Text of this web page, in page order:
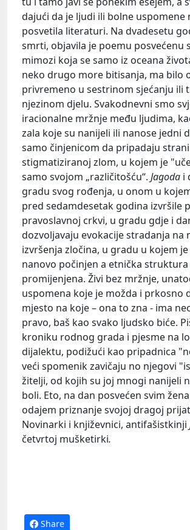
dajući da je ljudi ili bolne uspomene
posvetila literaturi. Na dvadesetu
smrti, objavila je poemu posvećenu
mimozi koja se samo iz oceana
neko drugo more bitisanja, ma bilo
privremeno u sestrinom sjećanju ili
njezinom djelu. Svakodnevni smo
iracionalne mržnje među ljudima,
zala koje su nanijeli ili nanose jedni
samo činjenicom da pripadaju strani
stigmatiziranoj zlom, u kojem je
samo svojom „različitošću“. Jagoda i
gradu svog rođenja, u onom u
pred sedamdesetak godina izvršile
pravoslavnoj crkvi, u gradu gdje i
dozvoljavaju evokacije stradanja na
izvršenja zločina, u gradu u kojem
nanovo počinjen a etnička
promijenjena. Živi bez mržnje,
uspomena koje je možda i prkosno
mjesto na koje – ona to zna - ima
pravo, baš kao svako ljudsko biće.
kroniku rodnog grada i pjesme na
dijalektu, podižući kao pripadnica
veći spomenik zavičaju no njegovi
žitelji, od kojih su joj mnogi nanijeli
boli. Eto, na dan posvećen svim
odajem priznanje svojoj dragoj
Novinarki i književnici, antifašistkinji
četvrtoj mušketirki.
Share